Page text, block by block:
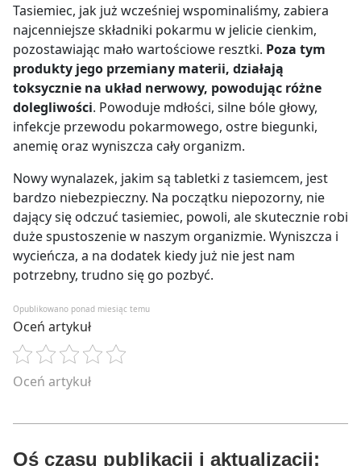
Tasiemiec, jak już wcześniej wspominaliśmy, zabiera
najcenniejsze składniki pokarmu w jelicie cienkim,
pozostawiając mało wartościowe resztki. Poza tym
produkty jego przemiany materii, działają
toksycznie na układ nerwowy, powodując różne
dolegliwości. Powoduje mdłości, silne bóle głowy,
infekcje przewodu pokarmowego, ostre biegunki,
anemię oraz wyniszcza cały organizm.
Nowy wynalazek, jakim są tabletki z tasiemcem, jest
bardzo niebezpieczny. Na początku niepozorny, nie
dający się odczuć tasiemiec, powoli, ale skutecznie robi
duże spustoszenie w naszym organizmie. Wyniszcza i
wycieńcza, a na dodatek kiedy już nie jest nam
potrzebny, trudno się go pozbyć.
Opublikowano ponad miesiąc temu
Oceń artykuł
Oceń artykuł
Oś czasu publikacji i aktualizacji: